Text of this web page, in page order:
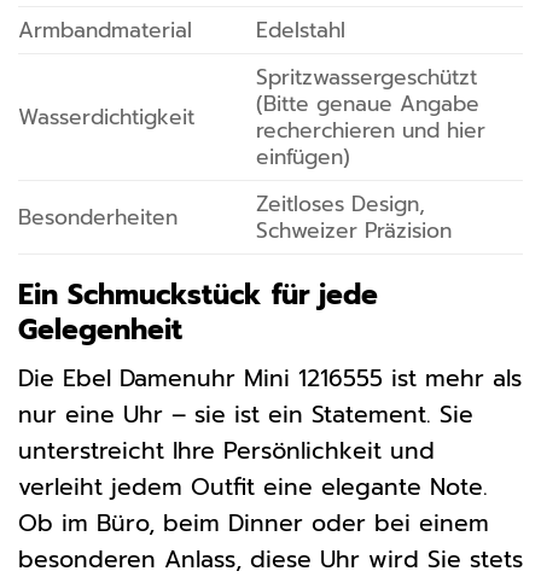
Armbandmaterial
Edelstahl
Wasserdichtigkeit
Spritzwassergeschützt
(Bitte genaue Angabe
recherchieren und hier
einfügen)
Besonderheiten
Zeitloses Design,
Schweizer Präzision
Ein Schmuckstück für jede
Gelegenheit
Die Ebel Damenuhr Mini 1216555 ist mehr als
nur eine Uhr – sie ist ein Statement. Sie
unterstreicht Ihre Persönlichkeit und
verleiht jedem Outfit eine elegante Note.
Ob im Büro, beim Dinner oder bei einem
besonderen Anlass, diese Uhr wird Sie stets